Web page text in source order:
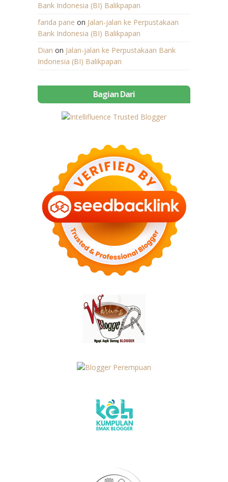
Bank Indonesia (BI) Balikpapan
farida pane on Jalan-jalan ke Perpustakaan
Bank Indonesia (BI) Balikpapan
Dian on Jalan-jalan ke Perpustakaan Bank
Indonesia (BI) Balikpapan
Bagian Dari